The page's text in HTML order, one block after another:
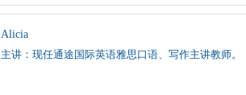
Alicia
主讲：现任通途国际英语雅思口语、写作主讲教师。